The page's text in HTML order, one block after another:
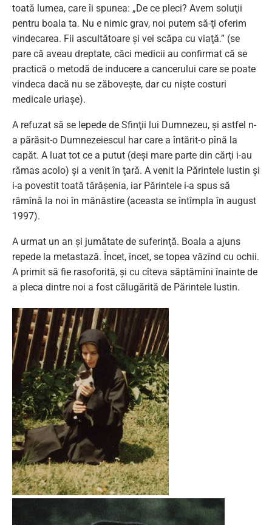
toată lumea, care îi spunea: „De ce pleci? Avem soluţii
pentru boala ta. Nu e nimic grav, noi putem să-ţi oferim
vindecarea. Fii ascultătoare şi vei scăpa cu viaţă.” (se
pare că aveau dreptate, căci medicii au confirmat că se
practică o metodă de inducere a cancerului care se poate
vindeca dacă nu se zăboveşte, dar cu nişte costuri
medicale uriaşe).
A refuzat să se lepede de Sfinţii lui Dumnezeu, şi astfel n-
a părăsit-o Dumnezeiescul har care a întărit-o pînă la
capăt. A luat tot ce a putut (deşi mare parte din cărţi i-au
rămas acolo) şi a venit în ţară. A venit la Părintele Iustin şi
i-a povestit toată tărăşenia, iar Părintele i-a spus să
rămînă la noi în mănăstire (aceasta se întîmpla în august
1997).
A urmat un an şi jumătate de suferinţă. Boala a ajuns
repede la metastază. Încet, încet, se topea văzînd cu ochii.
A primit să fie rasoforită, şi cu cîteva săptămîni înainte de
a pleca dintre noi a fost călugărită de Părintele Iustin.